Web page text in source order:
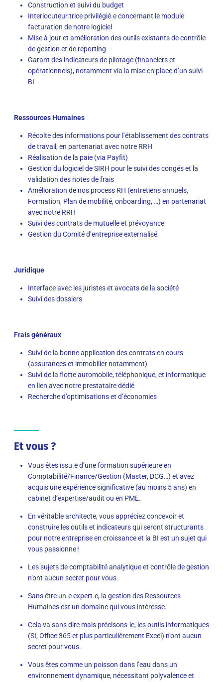
Construction et suivi du budget
Interlocuteur.trice privilégié.e concernant le module
facturation de notre logiciel
Mise à jour et amélioration des outils existants de contrôle
de gestion et de reporting
Garant des indicateurs de pilotage (financiers et
opérationnels), notamment via la mise en place d’un suivi
BI
Ressources Humaines
Récolte des informations pour l’établissement des contrats
de travail, en partenariat avec notre RRH
Réalisation de la paie (via Payfit)
Gestion du logiciel de SIRH pour le suivi des congés et la
validation des notes de frais
Amélioration de nos process RH (entretiens annuels,
Formation, Plan de mobilité, onboarding, …) en partenariat
avec notre RRH
Suivi des contrats de mutuelle et prévoyance
Gestion du Comité d’entreprise externalisé
Juridique
Interface avec les juristes et avocats de la société
Suivi des dossiers
Frais généraux
Suivi de la bonne application des contrats en cours
(assurances et immobilier notamment)
Suivi de la flotte automobile, téléphonique, et informatique
en lien avec notre prestataire dédié
Recherche d’optimisations et d’économies
Et vous ?
Vous êtes issu.e d’une formation supérieure en
Comptabilité/Finance/Gestion (Master, DCG…) et avez
acquis une expérience significative (au moins 5 ans) en
cabinet d’expertise/audit ou en PME.
En véritable architecte, vous appréciez concevoir et
construire les outils et indicateurs qui seront structurants
pour notre entreprise en croissance et la BI est un sujet qui
vous passionne !
Les sujets de comptabilité analytique et contrôle de gestion
n’ont aucun secret pour vous.
Sans être un.e expert.e, la gestion des Ressources
Humaines est un domaine qui vous intéresse.
Cela va sans dire mais précisons-le, les outils informatiques
(SI, Office 365 et plus particulièrement Excel) n’ont aucun
secret pour vous.
Vous êtes comme un poisson dans l’eau dans un
environnement dynamique, nécessitant polyvalence et